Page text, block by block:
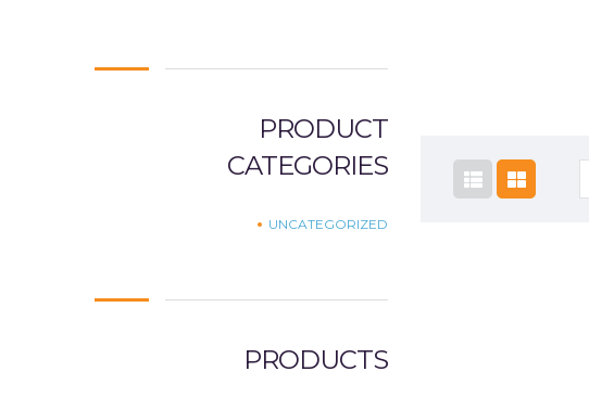
PRODUCT
CATEGORIES
UNCATEGORIZED
PRODUCTS